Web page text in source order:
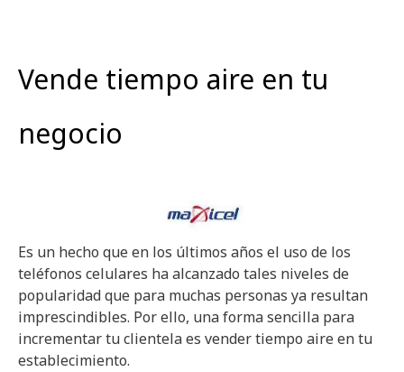
Vende tiempo aire en tu
negocio
Es un hecho que en los últimos años el uso de los
teléfonos celulares ha alcanzado tales niveles de
popularidad que para muchas personas ya resultan
imprescindibles. Por ello, una forma sencilla para
incrementar tu clientela es vender tiempo aire en tu
establecimiento.